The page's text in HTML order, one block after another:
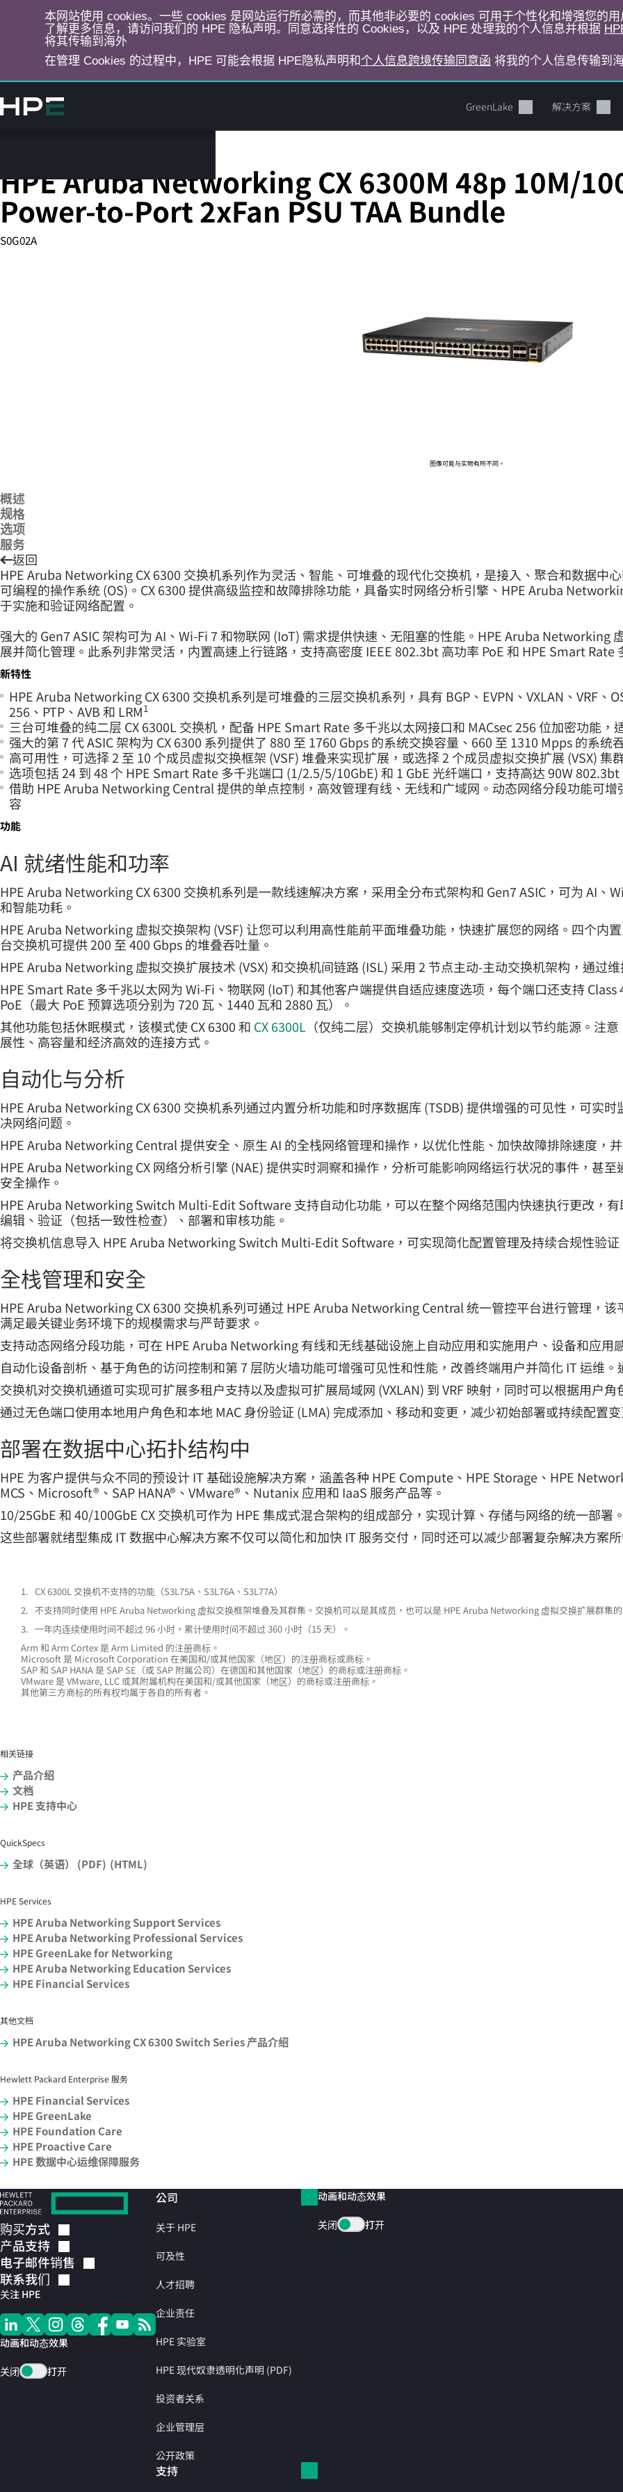
本网站使用 cookies。一些 cookies 是网站运行所必需的，而其他非必要的 cookies 可用于个性化和增强您的
了解更多信息，请访问我们的 HPE 隐私声明。同意选择性的 Cookies，以及 HPE 处理我的个人信息并根据
将其传输到海外
在管理 Cookies 的过程中，HPE 可能会根据 HPE隐私声明和 个人信息跨境传输同意函 将我的个人信息传输到
转
到
GreenLake 解决方案
立即购买
HPE Aruba Networking CX 6300M 48p 10M/
Power-to-Port 2xFan PSU TAA Bundle
S0G02A
图像可能与实物有所不同。
概述
规格
选项
服务
返回
HPE Aruba Networking CX 6300 交换机系列作为灵活、智能、可堆叠的现代化交换机，是接入、聚合和数据中
可编程的操作系统 (OS)。CX 6300 提供高级监控和故障排除功能，具备实时网络分析引擎、HPE Aruba
于实施和验证网络配置。
强大的 Gen7 ASIC 架构可为 AI、Wi-Fi 7 和物联网 (IoT) 需求提供快速、无阻塞的性能。HPE Aruba Networking
展并简化管理。此系列非常灵活，内置高速上行链路，支持高密度 IEEE 802.3bt 高功率 PoE 和 HPE Smart Rate
新特性
HPE Aruba Networking CX 6300 交换机系列是可堆叠的三层交换机系列，具有 BGP、EVPN、VXLAN、VRF、
256、PTP、AVB 和 LRM1
三台可堆叠的纯二层 CX 6300L 交换机，配备 HPE Smart Rate 多千兆以太网接口和 MACsec 256 位加密功能，
强大的第 7 代 ASIC 架构为 CX 6300 系列提供了 880 至 1760 Gbps 的系统交换容量、660 至 1310 Mpps 的系
高可用性，可选择 2 至 10 个成员虚拟交换框架 (VSF) 堆叠来实现扩展，或选择 2 个成员虚拟交换扩展 (VSX) 集
选项包括 24 到 48 个 HPE Smart Rate 多千兆端口 (1/2.5/5/10GbE) 和 1 GbE 光纤端口，支持高达 90W
借助 HPE Aruba Networking Central 提供的单点控制，高效管理有线、无线和广域网。动态网络分段功能可
容
功能
AI 就绪性能和功率
HPE Aruba Networking CX 6300 交换机系列是一款线速解决方案，采用全分布式架构和 Gen7 ASIC，可为 AI、
和智能功耗。
HPE Aruba Networking 虚拟交换架构 (VSF) 让您可以利用高性能前平面堆叠功能，快速扩展您的网络。四个内
台交换机可提供 200 至 400 Gbps 的堆叠吞吐量。
HPE Aruba Networking 虚拟交换扩展技术 (VSX) 和交换机间链路 (ISL) 采用 2 节点主动-主动交换机架构，通过
HPE Smart Rate 多千兆以太网为 Wi-Fi、物联网 (IoT) 和其他客户端提供自适应速度选项，每个端口还支持 Class
PoE（最大 PoE 预算选项分别为 720 瓦、1440 瓦和 2880 瓦）。
其他功能包括休眠模式，该模式使 CX 6300 和 CX 6300L （仅纯二层）交换机能够制定停机计划以节约能源。注意
展性、高容量和经济高效的连接方式。
自动化与分析
HPE Aruba Networking CX 6300 交换机系列通过内置分析功能和时序数据库 (TSDB) 提供增强的可见性，可实
决网络问题。
HPE Aruba Networking Central 提供安全、原生 AI 的全栈网络管理和操作，以优化性能、加快故障排除速度，
HPE Aruba Networking CX 网络分析引擎 (NAE) 提供实时洞察和操作，分析可能影响网络运行状况的事件，甚
安全操作。
HPE Aruba Networking Switch Multi-Edit Software 支持自动化功能，可以在整个网络范围内快速执行更改，
编辑、验证（包括一致性检查）、部署和审核功能。
将交换机信息导入 HPE Aruba Networking Switch Multi-Edit Software，可实现简化配置管理及持续合规性验证
全栈管理和安全
HPE Aruba Networking CX 6300 交换机系列可通过 HPE Aruba Networking Central 统一管控平台进行管理，
满足最关键业务环境下的规模需求与严苛要求。
支持动态网络分段功能，可在 HPE Aruba Networking 有线和无线基础设施上自动应用和实施用户、设备和应用
自动化设备剖析、基于角色的访问控制和第 7 层防火墙功能可增强可见性和性能，改善终端用户并简化 IT 运维。
交换机对交换机通道可实现可扩展多租户支持以及虚拟可扩展局域网 (VXLAN) 到 VRF 映射，同时可以根据用户
通过无色端口使用本地用户角色和本地 MAC 身份验证 (LMA) 完成添加、移动和变更，减少初始部署或持续配置
部署在数据中心拓扑结构中
HPE 为客户提供与众不同的预设计 IT 基础设施解决方案，涵盖各种 HPE Compute、HPE Storage、HPE
MCS、Microsoft®、SAP HANA®、VMware®、Nutanix 应用和 IaaS 服务产品等。
10/25GbE 和 40/100GbE CX 交换机可作为 HPE 集成式混合架构的组成部分，实现计算、存储与网络的统一部署
这些部署就绪型集成 IT 数据中心解决方案不仅可以简化和加快 IT 服务交付，同时还可以减少部署复杂解决方案
1. CX 6300L 交换机不支持的功能（S3L75A、S3L76A、S3L77A）
2. 不支持同时使用 HPE Aruba Networking 虚拟交换框架堆叠及其群集。交换机可以是其成员，也可以是 HPE Aruba Networking 虚拟交换扩展群集
3. 一年内连续使用时间不超过 96 小时，累计使用时间不超过 360 小时（15 天）。
Arm 和 Arm Cortex 是 Arm Limited 的注册商标。
Microsoft 是 Microsoft Corporation 在美国和/或其他国家（地区）的注册商标或商标。
SAP 和 SAP HANA 是 SAP SE（或 SAP 附属公司）在德国和其他国家（地区）的商标或注册商标。
VMware 是 VMware, LLC 或其附属机构在美国和/或其他国家（地区）的商标或注册商标。
其他第三方商标的所有权均属于各自的所有者。
相关链接
产品介绍
文档
HPE 支持中心
QuickSpecs
全球（英语） (PDF) (HTML)
HPE Services
HPE Aruba Networking Support Services
HPE Aruba Networking Professional Services
HPE GreenLake for Networking
HPE Aruba Networking Education Services
HPE Financial Services
其他文档
HPE Aruba Networking CX 6300 Switch Series 产品介绍
Hewlett Packard Enterprise 服务
HPE Financial Services
HPE GreenLake
HPE Foundation Care
HPE Proactive Care
HPE 数据中心运维保障服务
购买方式
产品支持
电子邮件销售
联系我们
关注 HPE
动画和动态效果
关闭 打开
公司
关于 HPE
可及性
人才招聘
企业责任
HPE 实验室
HPE 现代奴隶透明化声明 (PDF)
投资者关系
企业管理层
公开政策
支持
动画和动态效果
关闭 打开